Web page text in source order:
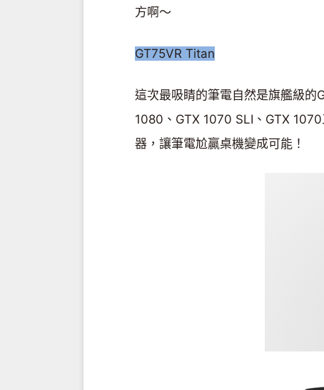
方啊～
GT75VR Titan
這次最吸睛的筆電自然是旗艦級
1080、GTX 1070 SLI、GTX
器，讓筆電尬贏桌機變成可能！